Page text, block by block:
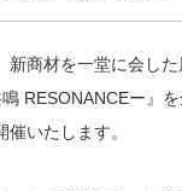
新商材を一堂に会し
RESONANCEー』
いたします。